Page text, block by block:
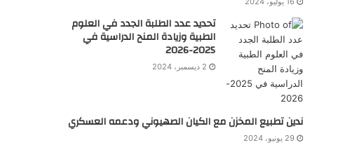
تحديد عدد الطلبة الجدد في العلوم
الطبية وزيادة المنح الدراسية في
2025-2026
2 ديسمبر، 2024
ندين تطبيع المخزن مع الكيان الصهيوني ودعمه العسكري
29 يونيو، 2024